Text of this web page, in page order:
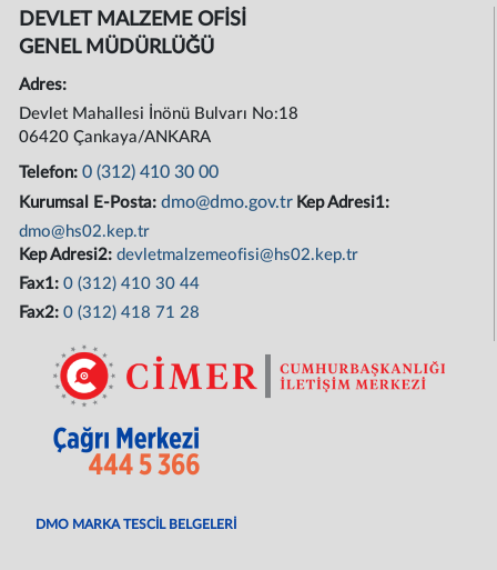
DEVLET MALZEME OFİSİ
GENEL MÜDÜRLÜĞÜ
Adres:
Devlet Mahallesi İnönü Bulvarı No:18
06420 Çankaya/ANKARA
Telefon:0 (312) 410 30 00
Kurumsal E-Posta:dmo@dmo.gov.tr Kep Adresi1:
dmo@hs02.kep.tr
Kep Adresi2:devletmalzemeofisi@hs02.kep.tr
Fax1:0 (312) 410 30 44
Fax2:0 (312) 418 71 28
DMO MARKA TESCİL BELGELERİ